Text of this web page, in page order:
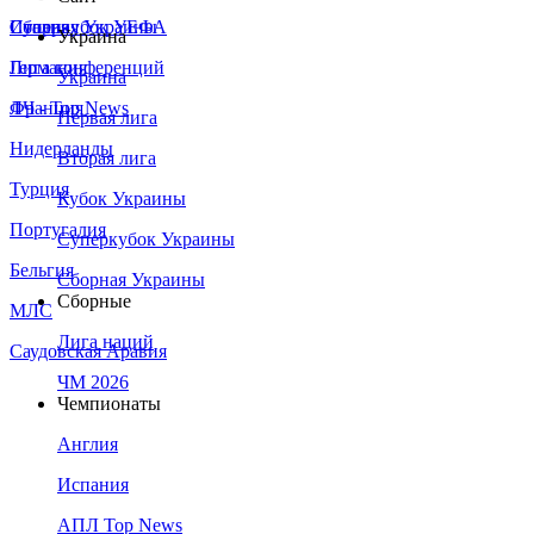
Сборная Украины
Италия
Германия
Франция
Нидерланды
Турция
Португалия
Бельгия
МЛС
Саудовская Аравия
Суперкубок УЕФА
Лига конференций
ЛЧ - Top News
Украина
Украина
Первая лига
Вторая лига
Кубок Украины
Суперкубок Украины
Сборная Украины
Сборные
Лига наций
ЧМ 2026
Чемпионаты
Англия
Испания
АПЛ Top News